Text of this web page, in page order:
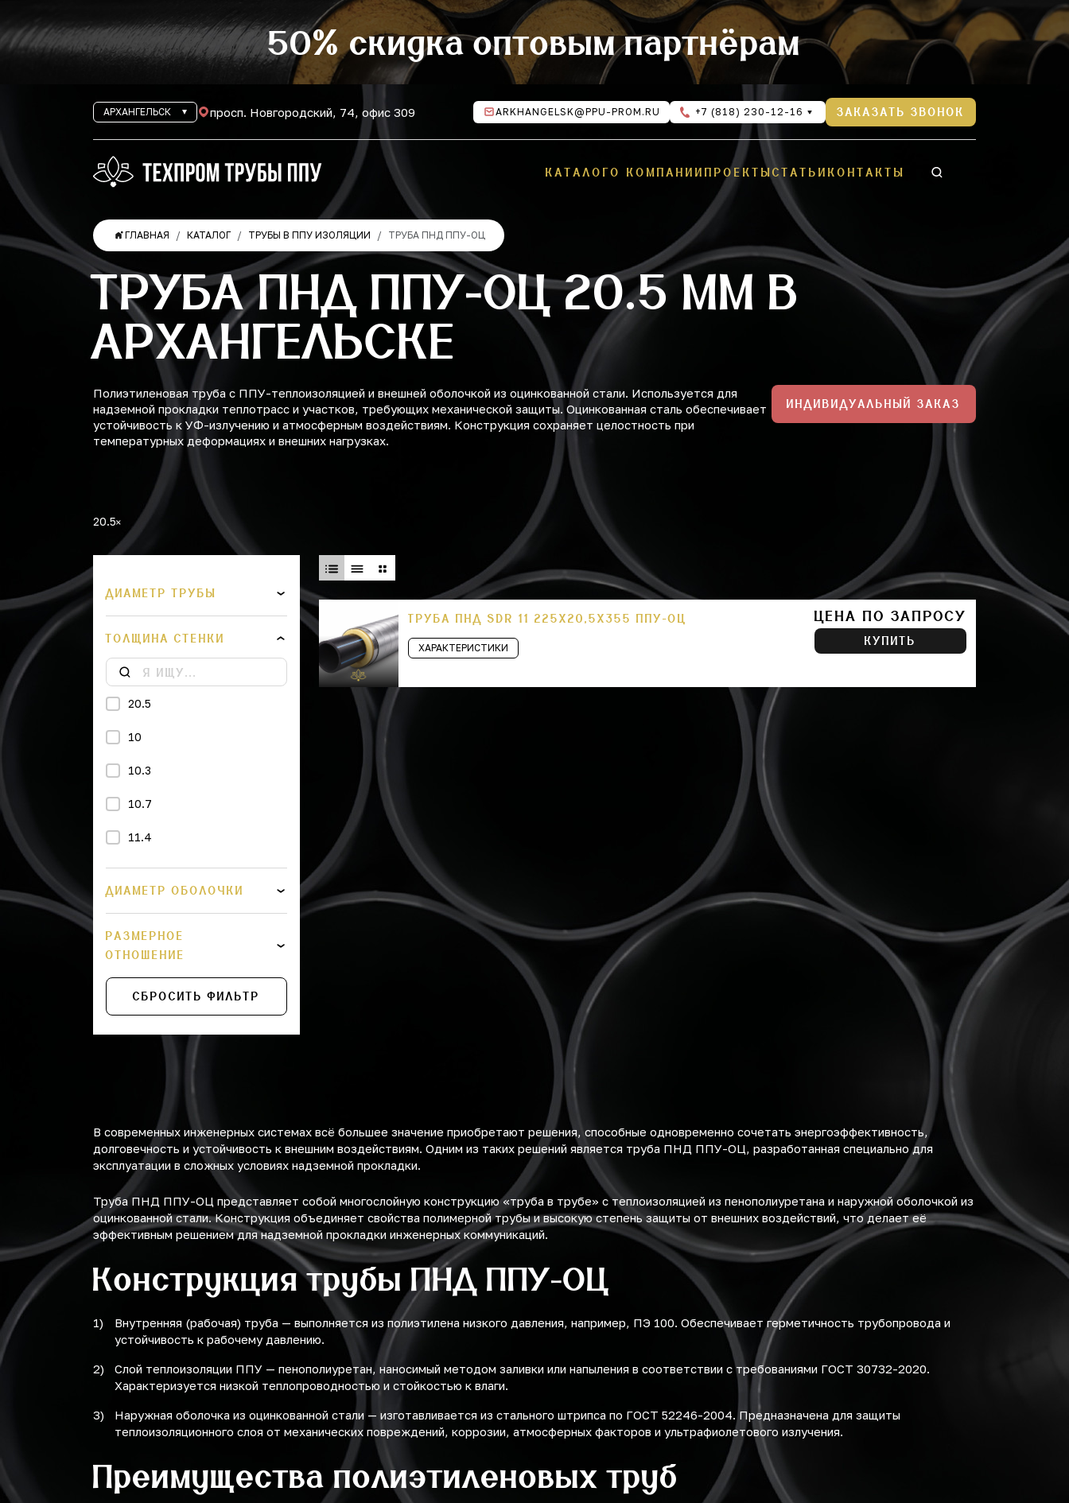
50% скидка оптовым партнёрам
АРХАНГЕЛЬСК просп. Новгородский, 74, офис 309 ARKHANGELSK@PPU-PROM.RU +7 (818) 230-12-16 ЗАКАЗАТЬ ЗВОНОК
КАТАЛОГО КОМПАНИИ ПРОЕКТЫСТАТЬИ КОНТАКТЫ
ГЛАВНАЯ КАТАЛОГ ТРУБЫ В ППУ ИЗОЛЯЦИИ ТРУБА ПНД ППУ-ОЦ
ТРУБА ПНД ППУ-ОЦ 20.5 ММ В
АРХАНГЕЛЬСКЕ
Полиэтиленовая труба с ППУ-теплоизоляцией и внешней оболочкой из оцинкованной стали. Используется для
надземной прокладки теплотрасс и участков, требующих механической защиты. Оцинкованная сталь обеспечивает
устойчивость к УФ-излучению и атмосферным воздействиям. Конструкция сохраняет целостность при
температурных деформациях и внешних нагрузках.
ИНДИВИДУАЛЬНЫЙ ЗАКАЗ
20.5
ДИАМЕТР ТРУБЫ
ТОЛЩИНА СТЕНКИ
20.5
10
10.3
10.7
11.4
11.8
12.7
13.4
14.6
16.4
16.6
18.2
18.4
18.7
21.1
22.7
23.7
25.4
ДИАМЕТР ОБОЛОЧКИ
РАЗМЕРНОЕ
ОТНОШЕНИЕ
СБРОСИТЬ ФИЛЬТР
ТРУБА ПНД SDR 11 225Х20,5Х355 ППУ-ОЦ
ХАРАКТЕРИСТИКИ
ЦЕНА ПО ЗАПРОСУ
КУПИТЬ
В современных инженерных системах всё большее значение приобретают решения, способные одновременно сочетать энергоэффективность,
долговечность и устойчивость к внешним воздействиям. Одним из таких решений является труба ПНД ППУ-ОЦ, разработанная специально для
эксплуатации в сложных условиях надземной прокладки.
Труба ПНД ППУ-ОЦ представляет собой многослойную конструкцию «труба в трубе» с теплоизоляцией из пенополиуретана и наружной оболочкой из
оцинкованной стали. Конструкция объединяет свойства полимерной трубы и высокую степень защиты от внешних воздействий, что делает её
эффективным решением для надземной прокладки инженерных коммуникаций.
Конструкция трубы ПНД ППУ-ОЦ
Внутренняя (рабочая) труба — выполняется из полиэтилена низкого давления, например, ПЭ 100. Обеспечивает герметичность трубопровода и
устойчивость к рабочему давлению.
Слой теплоизоляции ППУ — пенополиуретан, наносимый методом заливки или напыления в соответствии с требованиями ГОСТ 30732-2020.
Характеризуется низкой теплопроводностью и стойкостью к влаги.
Наружная оболочка из оцинкованной стали — изготавливается из стального штрипса по ГОСТ 52246-2004. Предназначена для защиты
теплоизоляционного слоя от механических повреждений, коррозии, атмосферных факторов и ультрафиолетового излучения.
Преимущества полиэтиленовых труб